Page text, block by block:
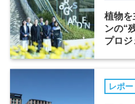
植物を
ンの“
プロジ
レポー